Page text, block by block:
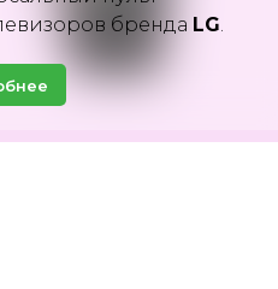
c Bluetooth.